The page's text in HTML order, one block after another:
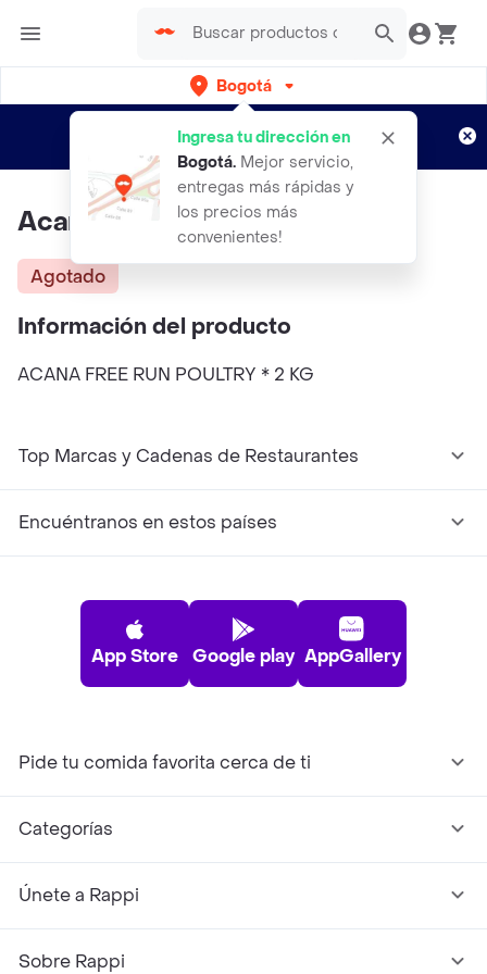
Bogotá
Ingresa tu dirección en
Bogotá. Mejor servicio,
entregas más rápidas y
los precios más
convenientes!
envíos gratis por semanas
Aplican TyC
Acana Free Run Poultry * 2 Kg
Agotado
Información del producto
ACANA FREE RUN POULTRY * 2 KG
Top Marcas y Cadenas de Restaurantes
Encuéntranos en estos países
App Store Google play AppGallery
Pide tu comida favorita cerca de ti
Categorías
Únete a Rappi
Sobre Rappi